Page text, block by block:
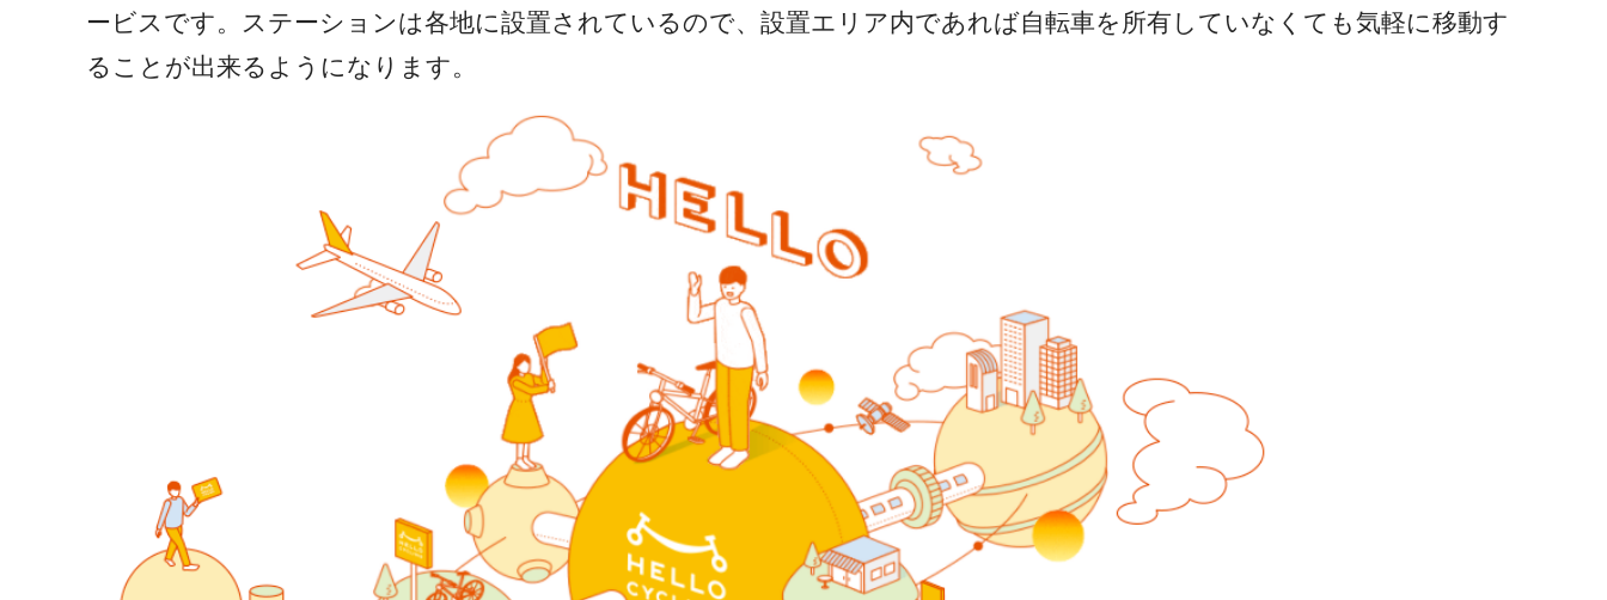
ービスです。ステーションは各地に設置されているので、設置エリア内であれば自転車を所有していなくても気軽に移動す
ることが出来るようになります。